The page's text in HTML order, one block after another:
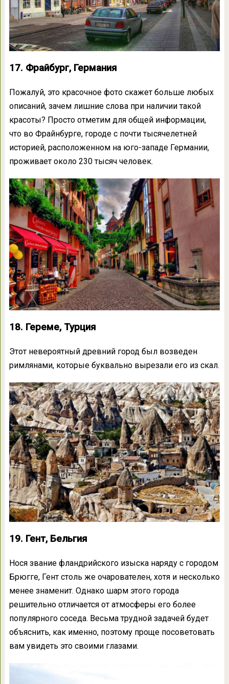
17. Фрайбург, Германия
Пожалуй, это красочное фото скажет больше любых
описаний, зачем лишние слова при наличии такой
красоты? Просто отметим для общей информации,
что во Фрайнбурге, городе с почти тысячелетней
историей, расположенном на юго-западе Германии,
проживает около 230 тысяч человек.
18. Гереме, Турция
Этот невероятный древний город был возведен
римлянами, которые буквально вырезали его из скал.
19. Гент, Бельгия
Нося звание фландрийского изыска наряду с городом
Брюгге, Гент столь же очарователен, хотя и несколько
менее знаменит. Однако шарм этого города
решительно отличается от атмосферы его более
популярного соседа. Весьма трудной задачей будет
объяснить, как именно, поэтому проще посоветовать
вам увидеть это своими глазами.